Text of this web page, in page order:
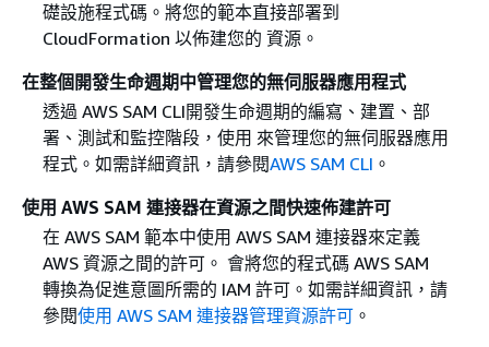
礎設施程式碼。將您的範本直接部署到
CloudFormation 以佈建您的 資源。
在整個開發生命週期中管理您的無伺服器應用程式
透過 AWS SAM CLI開發生命週期的編寫、建置、部
署、測試和監控階段，使用 來管理您的無伺服器應用
程式。如需詳細資訊，請參閱AWS SAM CLI 。
使用 AWS SAM 連接器在資源之間快速佈建許可
在 AWS SAM 範本中使用 AWS SAM 連接器來定義
AWS 資源之間的許可。 會將您的程式碼 AWS SAM
轉換為促進意圖所需的 IAM 許可。如需詳細資訊，請
參閱使用 AWS SAM 連接器管理資源許可。